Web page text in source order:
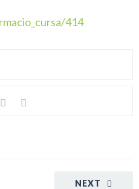
414
NEXT